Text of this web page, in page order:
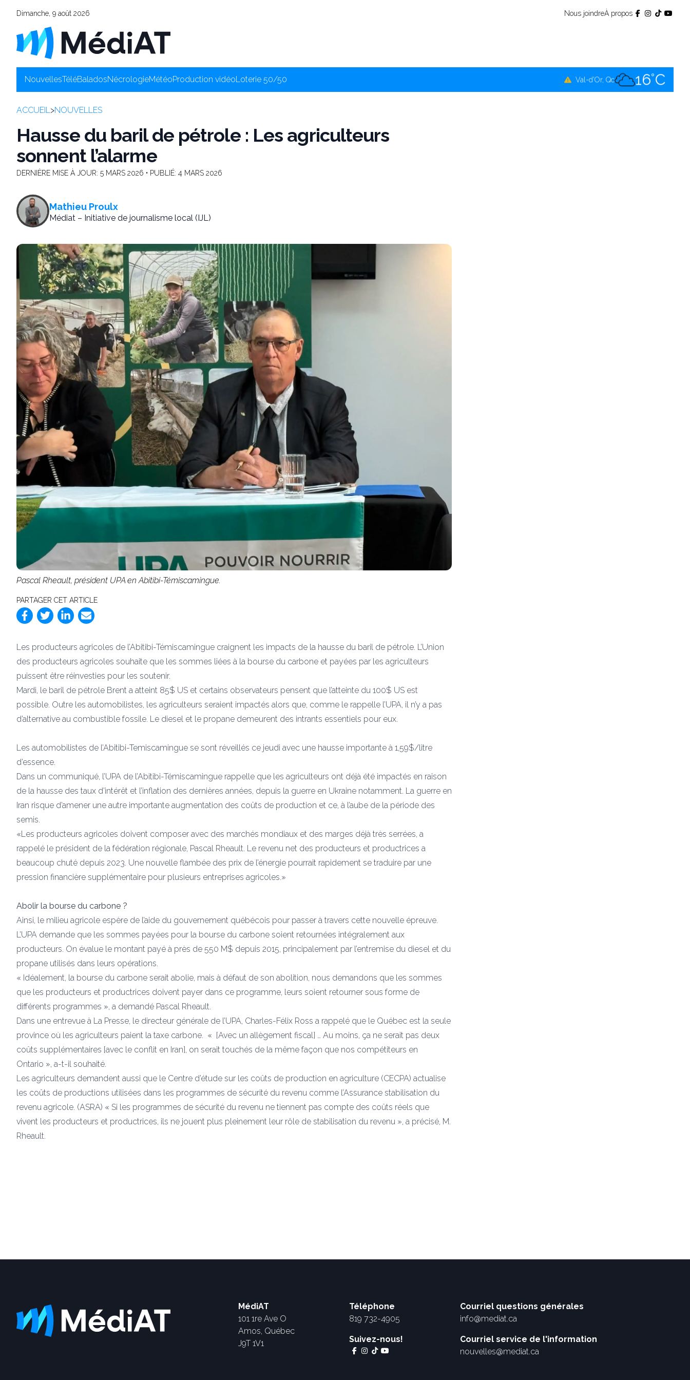
Dimanche, 9 août 2026 Nous joindreÀ propos
NouvellesTéléBaladosNécrologieMétéoProduction vidéoLoterie 50/50 Val-d'Or, Qc 16°C
ACCUEIL>NOUVELLES
Hausse du baril de pétrole : Les agriculteurs
sonnent l’alarme
DERNIÈRE MISE À JOUR: 5 MARS 2026 • PUBLIÉ: 4 MARS 2026
Mathieu Proulx
Médiat – Initiative de journalisme local (IJL)
Pascal Rheault, président UPA en Abitibi-Témiscamingue.
PARTAGER CET ARTICLE
Les producteurs agricoles de l’Abitibi-Témiscamingue craignent les impacts de la hausse du baril de pétrole. L’Union
des producteurs agricoles souhaite que les sommes liées à la bourse du carbone et payées par les agriculteurs
puissent être réinvesties pour les soutenir.
Mardi, le baril de pétrole Brent a atteint 85$ US et certains observateurs pensent que l’atteinte du 100$ US est
possible. Outre les automobilistes, les agriculteurs seraient impactés alors que, comme le rappelle l’UPA, il n’y a pas
d’alternative au combustible fossile. Le diesel et le propane demeurent des intrants essentiels pour eux.
Les automobilistes de l’Abitibi-Temiscamingue se sont réveillés ce jeudi avec une hausse importante à 1,59$/litre
d’essence.
Dans un communiqué, l’UPA de l’Abitibi-Témiscamingue rappelle que les agriculteurs ont déjà été impactés en raison
de la hausse des taux d’intérêt et l’inflation des dernières années, depuis la guerre en Ukraine notamment. La guerre en
Iran risque d’amener une autre importante augmentation des coûts de production et ce, à l’aube de la période des
semis.
«Les producteurs agricoles doivent composer avec des marchés mondiaux et des marges déjà très serrées, a
rappelé le président de la fédération régionale, Pascal Rheault. Le revenu net des producteurs et productrices a
beaucoup chuté depuis 2023. Une nouvelle flambée des prix de l’énergie pourrait rapidement se traduire par une
pression financière supplémentaire pour plusieurs entreprises agricoles.»
Abolir la bourse du carbone ?
Ainsi, le milieu agricole espère de l’aide du gouvernement québécois pour passer à travers cette nouvelle épreuve.
L’UPA demande que les sommes payées pour la bourse du carbone soient retournées intégralement aux
producteurs. On évalue le montant payé à près de 550 M$ depuis 2015, principalement par l’entremise du diesel et du
propane utilisés dans leurs opérations.
« Idéalement, la bourse du carbone serait abolie, mais à défaut de son abolition, nous demandons que les sommes
que les producteurs et productrices doivent payer dans ce programme, leurs soient retourner sous forme de
différents programmes », a demandé Pascal Rheault.
Dans une entrevue à La Presse, le directeur générale de l’UPA, Charles-Félix Ross a rappelé que le Québec est la seule
province où les agriculteurs paient la taxe carbone. « [Avec un allègement fiscal] … Au moins, ça ne serait pas deux
coûts supplémentaires [avec le conflit en Iran], on serait touchés de la même façon que nos compétiteurs en
Ontario », a-t-il souhaité.
Les agriculteurs demandent aussi que le Centre d’étude sur les coûts de production en agriculture (CECPA) actualise
les coûts de productions utilisées dans les programmes de sécurité du revenu comme l’Assurance stabilisation du
revenu agricole. (ASRA) « Si les programmes de sécurité du revenu ne tiennent pas compte des coûts réels que
vivent les producteurs et productrices, ils ne jouent plus pleinement leur rôle de stabilisation du revenu », a précisé, M.
Rheault.
MédiAT
101 1re Ave O
Amos, Québec
J9T 1V1
Téléphone
819 732-4905
Suivez-nous!
Courriel questions générales
info@mediat.ca
Courriel service de l'information
nouvelles@mediat.ca